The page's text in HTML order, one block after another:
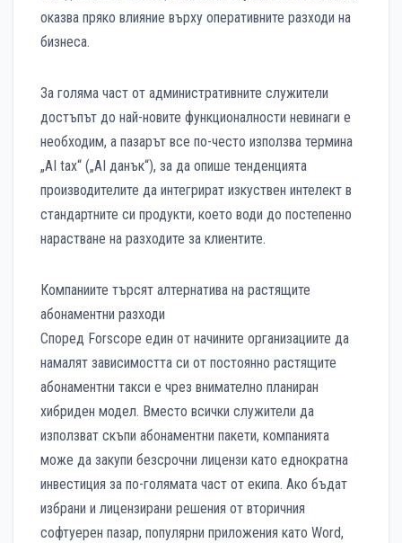
оказва пряко влияние върху оперативните разходи на
бизнеса.
За голяма част от административните служители
достъпът до най-новите функционалности невинаги е
необходим, а пазарът все по-често използва термина
„AI tax“ („AI данък“), за да опише тенденцията
производителите да интегрират изкуствен интелект в
стандартните си продукти, което води до постепенно
нарастване на разходите за клиентите.
Компаниите търсят алтернатива на растящите
абонаментни разходи
Според Forscope един от начините организациите да
намалят зависимостта си от постоянно растящите
абонаментни такси е чрез внимателно планиран
хибриден модел. Вместо всички служители да
използват скъпи абонаментни пакети, компанията
може да закупи безсрочни лицензи като еднократна
инвестиция за по-голямата част от екипа. Ако бъдат
избрани и лицензирани решения от вторичния
софтуерен пазар, популярни приложения като Word,